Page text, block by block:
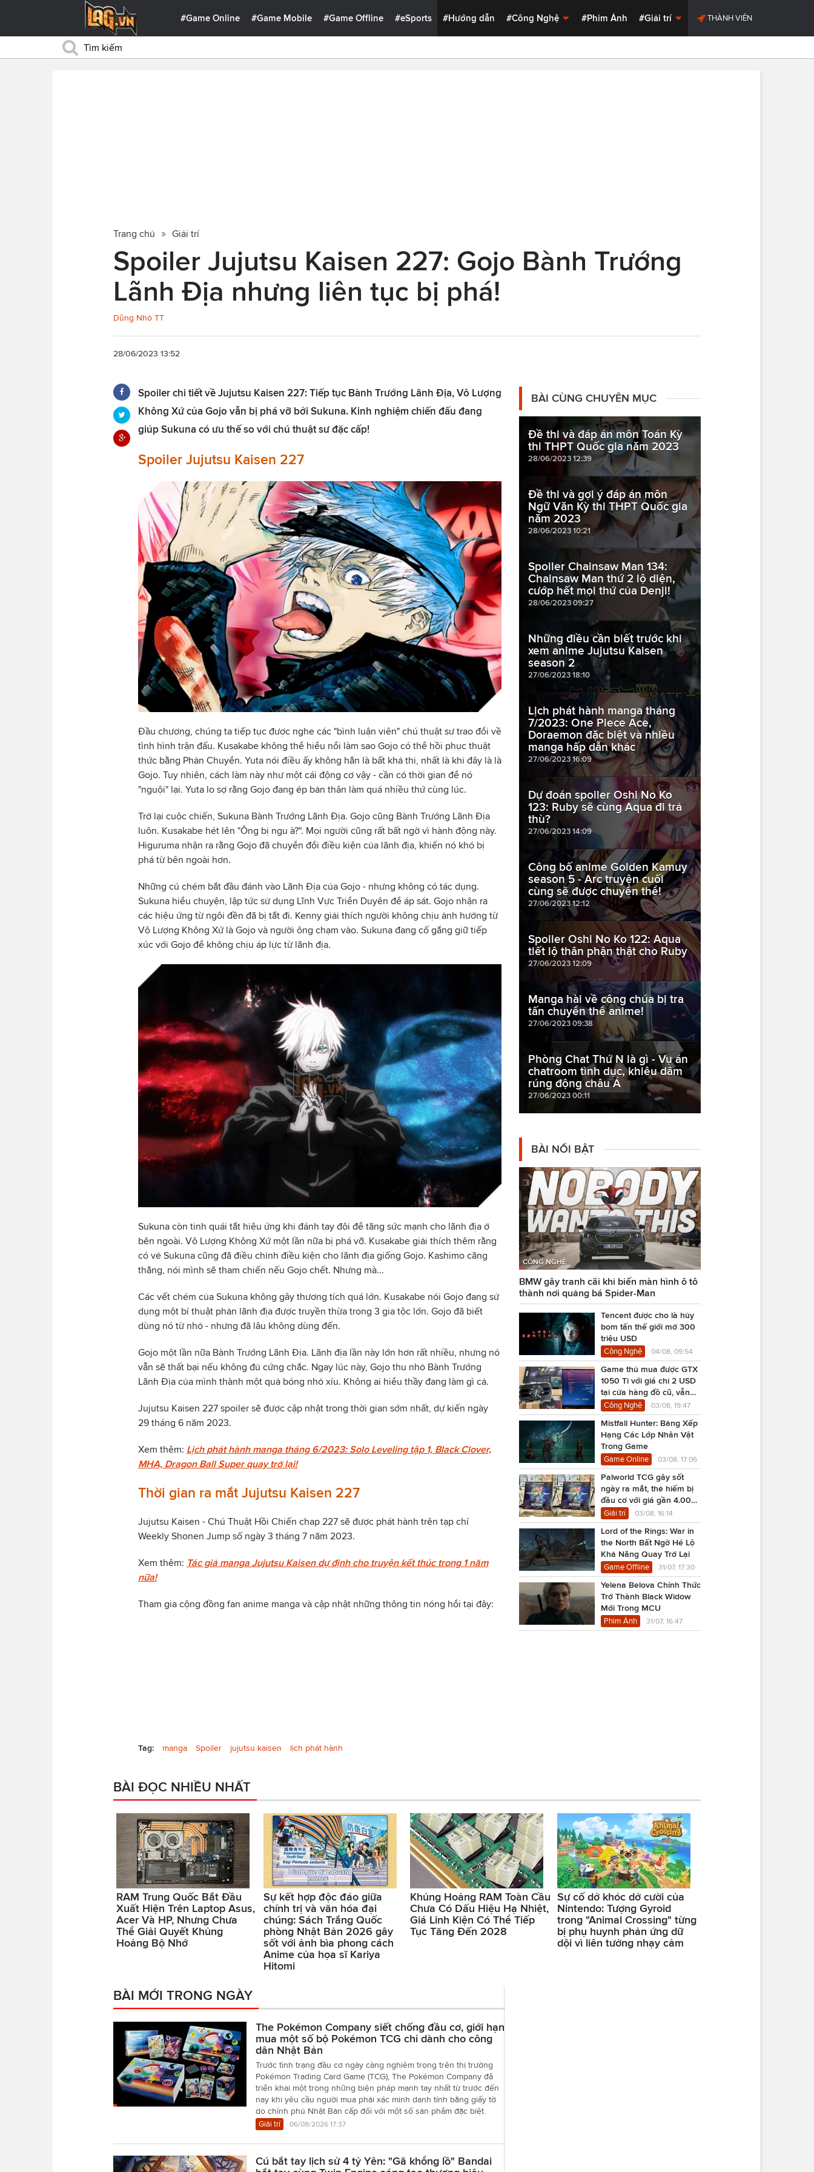
#Game Online #Game Mobile #Game Offline #eSports #Hướng dẫn #Công Nghệ #Phim Ảnh #Giải trí THÀNH VIÊN
Trang chủ Giải trí
Spoiler Jujutsu Kaisen 227: Gojo Bành Trướng
Lãnh Địa nhưng liên tục bị phá!
Dũng Nhỏ TT
28/06/2023 13:52
Spoiler chi tiết về Jujutsu Kaisen 227: Tiếp tục Bành Trướng Lãnh Địa, Vô Lượng
Không Xứ của Gojo vẫn bị phá vỡ bởi Sukuna. Kinh nghiệm chiến đấu đang
giúp Sukuna có ưu thế so với chú thuật sư đặc cấp!
Spoiler Jujutsu Kaisen 227
Đầu chương, chúng ta tiếp tục được nghe các "bình luận viên" chú thuật sư trao đổi về
tình hình trận đấu. Kusakabe không thể hiểu nổi làm sao Gojo có thể hồi phục thuật
thức bằng Phản Chuyển. Yuta nói điều ấy không hẳn là bất khả thi, nhất là khi đây là là
Gojo. Tuy nhiên, cách làm này như một cái động cơ vậy - cần có thời gian để nó
"nguội" lại. Yuta lo sợ rằng Gojo đang ép bản thân làm quá nhiều thứ cùng lúc.
Trở lại cuộc chiến, Sukuna Bành Trướng Lãnh Địa. Gojo cũng Bành Trướng Lãnh Địa
luôn. Kusakabe hét lên "Ông bị ngu à?". Mọi người cũng rất bất ngờ vì hành động này.
Higuruma nhận ra rằng Gojo đã chuyển đổi điều kiện của lãnh địa, khiến nó khó bị
phá từ bên ngoài hơn.
Những cú chém bắt đầu đánh vào Lãnh Địa của Gojo - nhưng không có tác dụng.
Sukuna hiểu chuyện, lập tức sử dụng Lĩnh Vực Triển Duyên để áp sát. Gojo nhận ra
các hiệu ứng từ ngôi đền đã bị tắt đi. Kenny giải thích người không chịu ảnh hưởng từ
Vô Lượng Không Xứ là Gojo và người ông chạm vào. Sukuna đang cố gắng giữ tiếp
xúc với Gojo để không chịu áp lực từ lãnh địa.
Sukuna còn tinh quái tắt hiệu ứng khi đánh tay đôi để tăng sức mạnh cho lãnh địa ở
bên ngoài. Vô Lượng Không Xứ một lần nữa bị phá vỡ. Kusakabe giải thích thêm rằng
có vẻ Sukuna cũng đã điều chỉnh điều kiện cho lãnh địa giống Gojo. Kashimo căng
thẳng, nói mình sẽ tham chiến nếu Gojo chết. Nhưng mà...
Các vết chém của Sukuna không gây thương tích quá lớn. Kusakabe nói Gojo đang sử
dụng một bí thuật phản lãnh địa được truyền thừa trong 3 gia tộc lớn. Gojo đã biết
dùng nó từ nhỏ - nhưng đã lâu không dùng đến.
Gojo một lần nữa Bành Trướng Lãnh Địa. Lãnh địa lần này lớn hơn rất nhiều, nhưng nó
vẫn sẽ thất bại nếu không đủ cứng chắc. Ngay lúc này, Gojo thu nhỏ Bành Trướng
Lãnh Địa của mình thành một quả bóng nhỏ xíu. Không ai hiểu thầy đang làm gì cả.
Jujutsu Kaisen 227 spoiler sẽ được cập nhật trong thời gian sớm nhất, dự kiến ngày
29 tháng 6 năm 2023.
Xem thêm: Lịch phát hành manga tháng 6/2023: Solo Leveling tập 1, Black Clover,
MHA, Dragon Ball Super quay trở lại!
Thời gian ra mắt Jujutsu Kaisen 227
Jujutsu Kaisen - Chú Thuật Hồi Chiến chap 227 sẽ được phát hành trên tạp chí
Weekly Shonen Jump số ngày 3 tháng 7 năm 2023.
Xem thêm: Tác giả manga Jujutsu Kaisen dự định cho truyện kết thúc trong 1 năm
nữa!
Tham gia cộng đồng fan anime manga và cập nhật những thông tin nóng hổi tại đây:
Tag: manga Spoiler jujutsu kaisen lịch phát hành
BÀI CÙNG CHUYÊN MỤC
Đề thi và đáp án môn Toán Kỳ
thi THPT Quốc gia năm 2023
28/06/2023 12:39
Đề thi và gợi ý đáp án môn
Ngữ Văn Kỳ thi THPT Quốc gia
năm 2023
28/06/2023 10:21
Spoiler Chainsaw Man 134:
Chainsaw Man thứ 2 lộ diện,
cướp hết mọi thứ của Denji!
28/06/2023 09:27
Những điều cần biết trước khi
xem anime Jujutsu Kaisen
season 2
27/06/2023 18:10
Lịch phát hành manga tháng
7/2023: One Piece Ace,
Doraemon đặc biệt và nhiều
manga hấp dẫn khác
27/06/2023 16:09
Dự đoán spoiler Oshi No Ko
123: Ruby sẽ cùng Aqua đi trả
thù?
27/06/2023 14:09
Công bố anime Golden Kamuy
season 5 - Arc truyện cuối
cùng sẽ được chuyển thể!
27/06/2023 12:12
Spoiler Oshi No Ko 122: Aqua
tiết lộ thân phận thật cho Ruby
27/06/2023 12:09
Manga hài về công chúa bị tra
tấn chuyển thể anime!
27/06/2023 09:38
Phòng Chat Thứ N là gì - Vụ án
chatroom tình dục, khiêu dâm
rúng động châu Á
27/06/2023 00:11
BÀI NỔI BẬT
CÔNG NGHỆ
BMW gây tranh cãi khi biến màn hình ô tô
thành nơi quảng bá Spider-Man
Tencent được cho là hủy
bom tấn thế giới mở 300
triệu USD
Công Nghệ 04/08, 09:54
Game thủ mua được GTX
1050 Ti với giá chỉ 2 USD
tại cửa hàng đồ cũ, vẫn
chạy Cyberpunk 2077
Công Nghệ 03/08, 19:47
Mistfall Hunter: Bảng Xếp
Hạng Các Lớp Nhân Vật
Trong Game
Game Online 03/08, 17:06
Palworld TCG gây sốt
ngày ra mắt, thẻ hiếm bị
đầu cơ với giá gần 4.000
USD
Giải trí 03/08, 16:14
Lord of the Rings: War in
the North Bất Ngờ Hé Lộ
Khả Năng Quay Trở Lại
Game Offline 31/07, 17:30
Yelena Belova Chính Thức
Trở Thành Black Widow
Mới Trong MCU
Phim Ảnh 31/07, 16:47
BÀI ĐỌC NHIỀU NHẤT
RAM Trung Quốc Bắt Đầu
Xuất Hiện Trên Laptop Asus,
Acer Và HP, Nhưng Chưa
Thể Giải Quyết Khủng
Hoảng Bộ Nhớ
Sự kết hợp độc đáo giữa
chính trị và văn hóa đại
chúng: Sách Trắng Quốc
phòng Nhật Bản 2026 gây
sốt với ảnh bìa phong cách
Anime của họa sĩ Kariya
Hitomi
Khủng Hoảng RAM Toàn Cầu
Chưa Có Dấu Hiệu Hạ Nhiệt,
Giá Linh Kiện Có Thể Tiếp
Tục Tăng Đến 2028
Sự cố dở khóc dở cười của
Nintendo: Tượng Gyroid
trong "Animal Crossing" từng
bị phụ huynh phản ứng dữ
dội vì liên tưởng nhạy cảm
BÀI MỚI TRONG NGÀY
The Pokémon Company siết chống đầu cơ, giới hạn
mua một số bộ Pokémon TCG chỉ dành cho công
dân Nhật Bản
Trước tình trạng đầu cơ ngày càng nghiêm trọng trên thị trường
Pokémon Trading Card Game (TCG), The Pokémon Company đã
triển khai một trong những biện pháp mạnh tay nhất từ trước đến
nay khi yêu cầu người mua phải xác minh danh tính bằng giấy tờ
do chính phủ Nhật Bản cấp đối với một số sản phẩm đặc biệt.
Giải trí
06/08/2026 17:37
Cú bắt tay lịch sử 4 tỷ Yên: "Gã khổng lồ" Bandai